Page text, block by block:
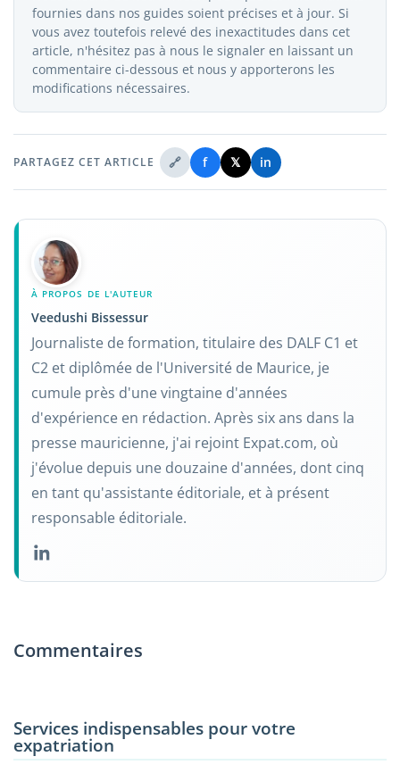
fournies dans nos guides soient précises et à jour. Si
vous avez toutefois relevé des inexactitudes dans cet
article, n'hésitez pas à nous le signaler en laissant un
commentaire ci-dessous et nous y apporterons les
modifications nécessaires.
PARTAGEZ CET ARTICLE 🔗 f 𝕏 in
À PROPOS DE L'AUTEUR
Veedushi Bissessur
Journaliste de formation, titulaire des DALF C1 et
C2 et diplômée de l'Université de Maurice, je
cumule près d'une vingtaine d'années
d'expérience en rédaction. Après six ans dans la
presse mauricienne, j'ai rejoint Expat.com, où
j'évolue depuis une douzaine d'années, dont cinq
en tant qu'assistante éditoriale, et à présent
responsable éditoriale.
Commentaires
Services indispensables pour votre
expatriation